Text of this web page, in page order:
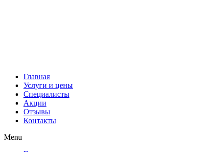
Главная
Услуги и цены
Специалисты
Акции
Отзывы
Контакты
Menu